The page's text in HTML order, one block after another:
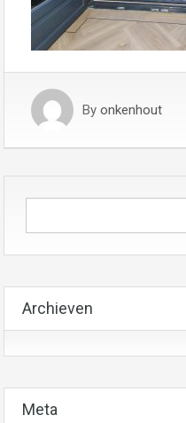
By onkenhout
Archieven
Meta